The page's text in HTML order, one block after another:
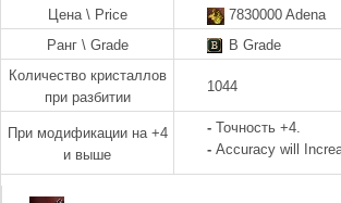
Цена \ Price
7830000 Adena
Ранг \ Grade
B Grade
Количество кристаллов
при разбитии
1044
При модификации на +4
и выше
- Точность +4.
- Accuracy will